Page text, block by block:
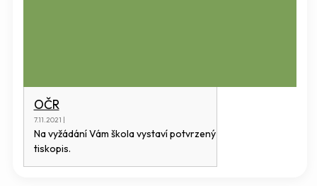
OČR
7.11.2021 |
Na vyžádání Vám škola vystaví potvrzený
tiskopis.